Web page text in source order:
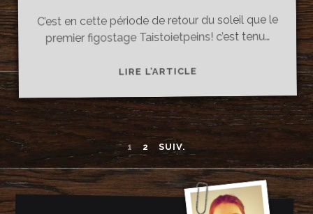
C’est en cette période de retour du soleil que le
premier figostage Taistoietpeins! c’est tenu…
LIRE L’ARTICLE[FIGOSTAGE]
DU
PREMIER
FIGOSTAGE
NAVIGATION
DES
1 2 SUIV.